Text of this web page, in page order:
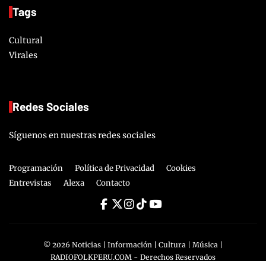
Tags
Cultural
Virales
Redes Sociales
Síguenos en nuestras redes sociales
Programación Política de Privacidad
Cookies
Entrevistas
Alexa Contacto
© 2026 Noticias | Información | Cultura | Música |
RADIOFOLKPERU.COM - Derechos Reservados